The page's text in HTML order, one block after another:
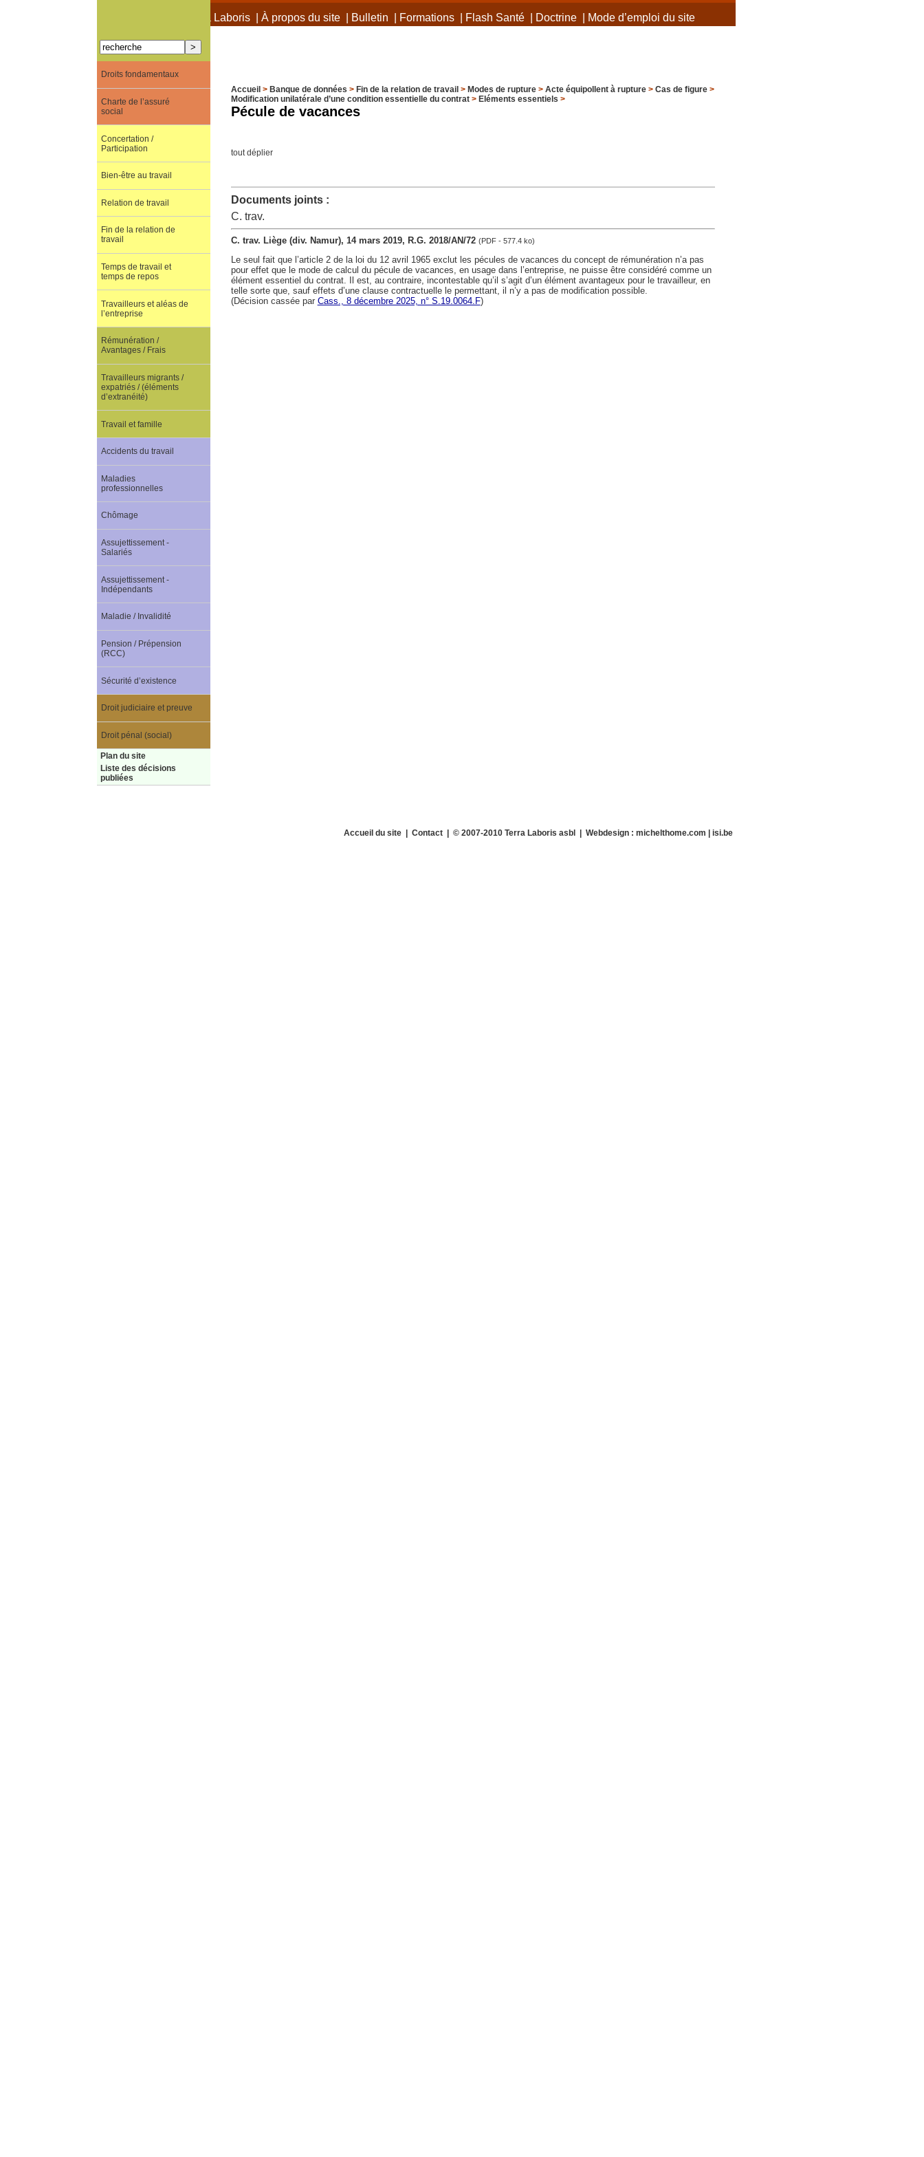
À propos de Terra Laboris| À propos du site| Bulletin Formations| Flash Santé| Doctrine| Mode d’emploi du site
Accueil > Banque de données > Fin de la relation de travail > Modes de rupture> Acte équipollent à rupture> Cas de figure>
Modification unilatérale d’une condition essentielle du contrat> Eléments essentiels >
Pécule de vacances
tout déplier
Documents joints :
C. trav.
C. trav. Liège (div. Namur), 14 mars 2019, R.G. 2018/AN/72 (PDF - 577.4 ko)
Le seul fait que l’article 2 de la loi du 12 avril 1965 exclut les pécules de vacances du concept de rémunération n’a pas
pour effet que le mode de calcul du pécule de vacances, en usage dans l’entreprise, ne puisse être considéré comme un
élément essentiel du contrat. Il est, au contraire, incontestable qu’il s’agit d’un élément avantageux pour le travailleur, en
telle sorte que, sauf effets d’une clause contractuelle le permettant, il n’y a pas de modification possible.
(Décision cassée par Cass., 8 décembre 2025, n° S.19.0064.F)
Droits fondamentaux
Charte de l’assuré
social
Concertation /
Participation
Bien-être au travail
Relation de travail
Fin de la relation de
travail
Temps de travail et
temps de repos
Travailleurs et aléas de
l’entreprise
Rémunération /
Avantages / Frais
Travailleurs migrants /
expatriés / (éléments
d’extranéité)
Travail et famille
Accidents du travail
Maladies
professionnelles
Chômage
Assujettissement -
Salariés
Assujettissement -
Indépendants
Maladie / Invalidité
Pension / Prépension
(RCC)
Sécurité d’existence
Droit judiciaire et preuve
Droit pénal (social)
Plan du site
Liste des décisions
publiées
Accueil du site| Contact| © 2007-2010 Terra Laboris asbl | Webdesign : michelthome.com | isi.be